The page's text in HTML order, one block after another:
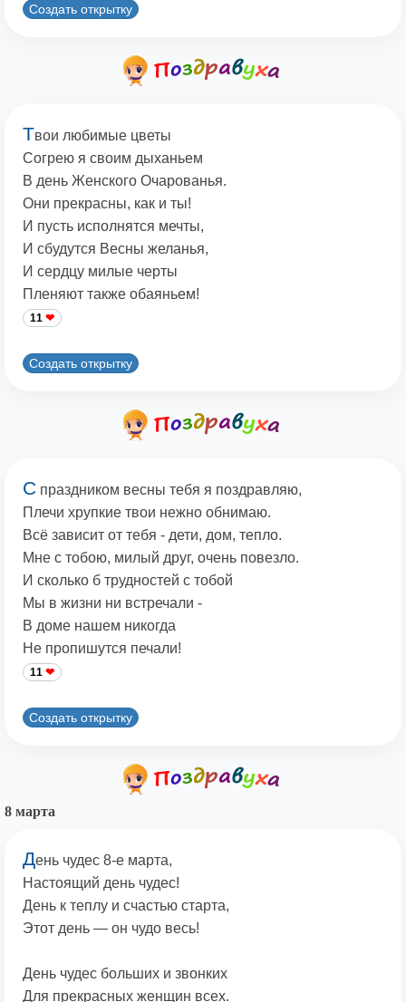
Создать открытку
Твои любимые цветы
Согрею я своим дыханьем
В день Женского Очарованья.
Они прекрасны, как и ты!
И пусть исполнятся мечты,
И сбудутся Весны желанья,
И сердцу милые черты
Пленяют также обаяньем!
11
Создать открытку
С праздником весны тебя я поздравляю,
Плечи хрупкие твои нежно обнимаю.
Всё зависит от тебя - дети, дом, тепло.
Мне с тобою, милый друг, очень повезло.
И сколько б трудностей с тобой
Мы в жизни ни встречали -
В доме нашем никогда
Не пропишутся печали!
11
Создать открытку
8 марта
День чудес 8-е марта,
Настоящий день чудес!
День к теплу и счастью старта,
Этот день — он чудо весь!
День чудес больших и звонких
Для прекрасных женщин всех.